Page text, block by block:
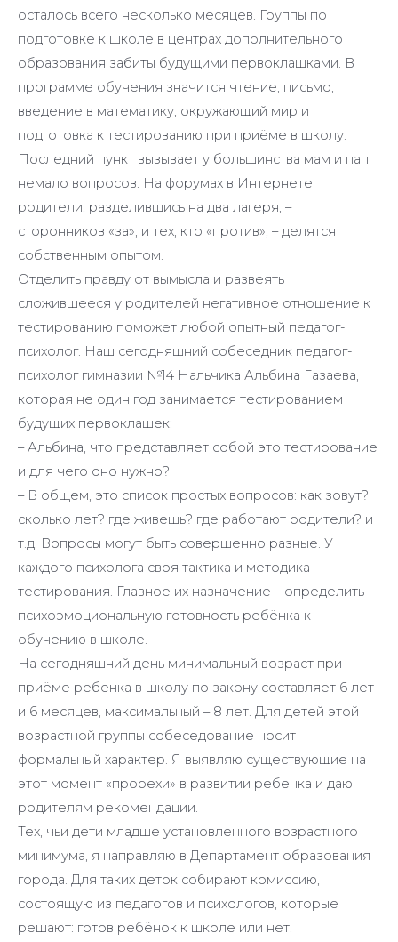
осталось всего несколько месяцев. Группы по
подготовке к школе в центрах дополнительного
образования забиты будущими первоклашками. В
программе обучения значится чтение, письмо,
введение в математику, окружающий мир и
подготовка к тестированию при приёме в школу.
Последний пункт вызывает у большинства мам и пап
немало вопросов. На форумах в Интернете
родители, разделившись на два лагеря, –
сторонников «за», и тех, кто «против», – делятся
собственным опытом.
Отделить правду от вымысла и развеять
сложившееся у родителей негативное отношение к
тестированию поможет любой опытный педагог-
психолог. Наш сегодняшний собеседник педагог-
психолог гимназии №14 Нальчика Альбина Газаева,
которая не один год занимается тестированием
будущих первоклашек:
– Альбина, что представляет собой это тестирование
и для чего оно нужно?
– В общем, это список простых вопросов: как зовут?
сколько лет? где живешь? где работают родители? и
т.д. Вопросы могут быть совершенно разные. У
каждого психолога своя тактика и методика
тестирования. Главное их назначение – определить
психоэмоциональную готовность ребёнка к
обучению в школе.
На сегодняшний день минимальный возраст при
приёме ребенка в школу по закону составляет 6 лет
и 6 месяцев, максимальный – 8 лет. Для детей этой
возрастной группы собеседование носит
формальный характер. Я выявляю существующие на
этот момент «прорехи» в развитии ребенка и даю
родителям рекомендации.
Тех, чьи дети младше установленного возрастного
минимума, я направляю в Департамент образования
города. Для таких деток собирают комиссию,
состоящую из педагогов и психологов, которые
решают: готов ребёнок к школе или нет.